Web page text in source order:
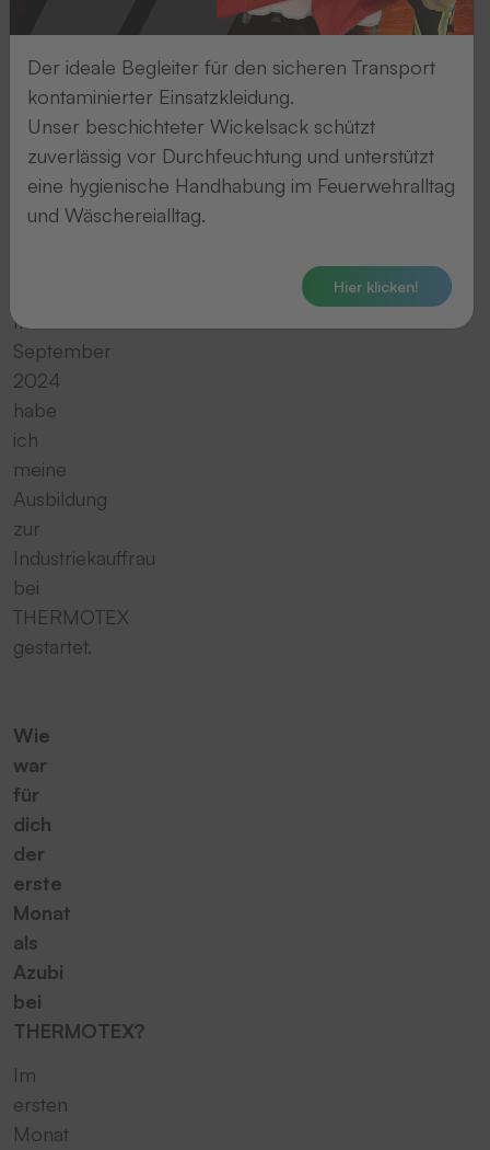
bin
Luisa,
22
Im
September
2024
habe
ich
meine
Ausbildung
zur
Industriekauffrau
bei
THERMOTEX
gestartet.
Wie
war
für
dich
der
erste
Monat
als
Azubi
bei
THERMOTEX?
Im
ersten
Monat
Der ideale Begleiter für den sicheren Transport
kontaminierter Einsatzkleidung.
Unser beschichteter Wickelsack schützt
zuverlässig vor Durchfeuchtung und unterstützt
eine hygienische Handhabung im Feuerwehralltag
und Wäschereialltag.
Hier klicken!